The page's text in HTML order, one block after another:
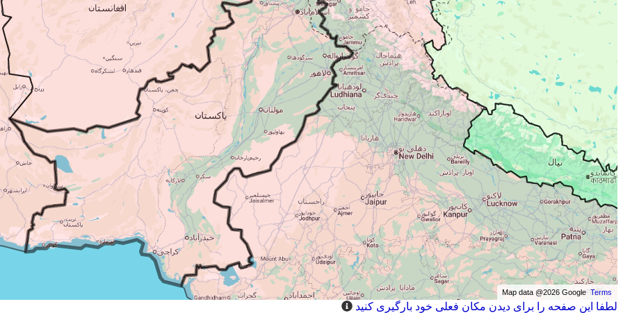
Map data @2026 GoogleTerms
لطفا این صفحه را برای دیدن مکان فعلی خود بارگیری کنید